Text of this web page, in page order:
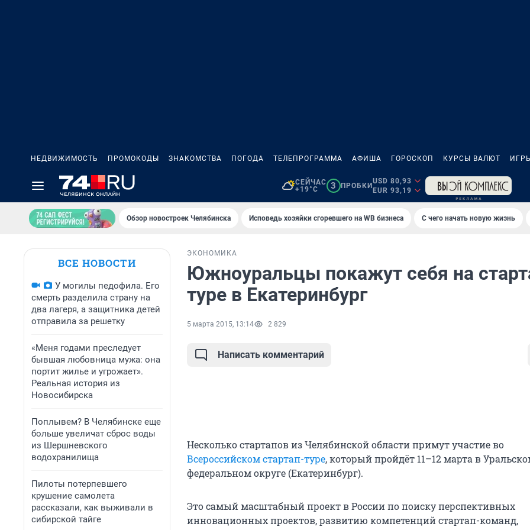
НЕДВИЖИМОСТЬ ПРОМОКОДЫ ЗНАКОМСТВА ПОГОДА ТЕЛЕПРОГРАММА АФИША ГОРОСКОП КУРСЫ ВАЛЮТ ИГРЫ
СЕЙЧАС
+19°C
3 ПРОБКИ
USD 80,93
EUR 93,19
Обзор новостроек Челябинска Исповедь хозяйки сгоревшего на WB бизнеса С чего начать новую жизнь
ВСЕ НОВОСТИ
У могилы педофила. Его
смерть разделила страну на
два лагеря, а защитника детей
отправила за решетку
«Меня годами преследует
бывшая любовница мужа: она
портит жилье и угрожает».
Реальная история из
Новосибирска
Поплывем? В Челябинске еще
больше увеличат сброс воды
из Шершневского
водохранилища
Пилоты потерпевшего
крушение самолета
рассказали, как выживали в
сибирской тайге
ЭКОНОМИКА
Южноуральцы покажут себя на
туре в Екатеринбург
5 марта 2015, 13:14 2 829
Написать комментарий
Несколько стартапов из Челябинской области примут участие во
Всероссийском стартап-туре, который пройдёт 11–12 марта в
федеральном округе (Екатеринбург).
Это самый масштабный проект в России по поиску перспективных
инновационных проектов, развитию компетенций стартап-команд,